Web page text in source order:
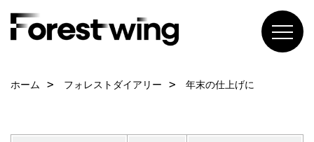
ホーム フォレストダイアリー 年末の仕上げに